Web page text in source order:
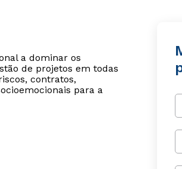
a dominar os
de projetos em todas
contratos,
para a